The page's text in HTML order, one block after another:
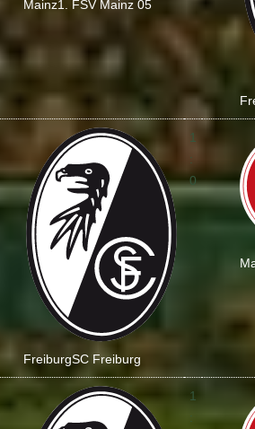
Mainz1. FSV Mainz 05
FreiburgSC Freiburg
1
:
0
1
: